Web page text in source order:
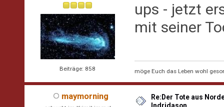
Beiträge: 858
ups - jetzt
mit seiner
möge Euch das Leben wohl
maymorning
Re:Der Tote aus